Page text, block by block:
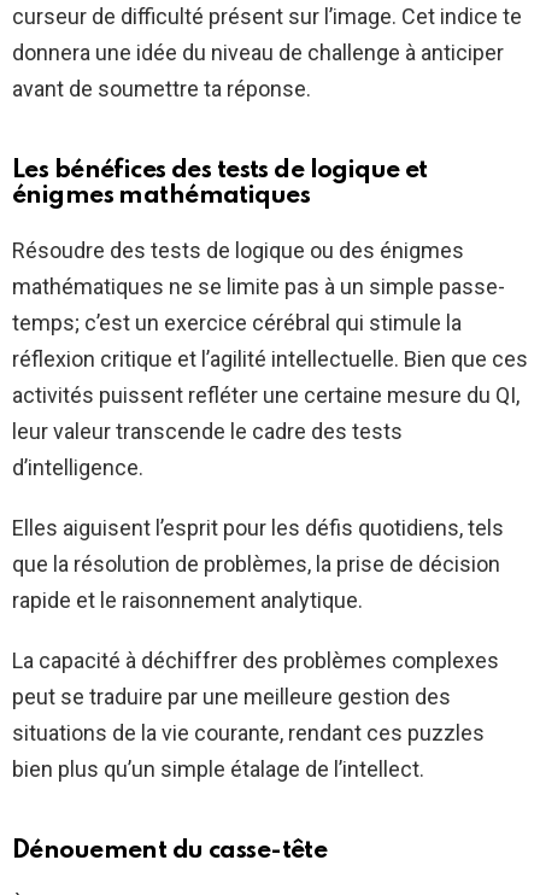
curseur de difficulté présent sur l’image. Cet indice te
donnera une idée du niveau de challenge à anticiper
avant de soumettre ta réponse.
Les bénéfices des tests de logique et
énigmes mathématiques
Résoudre des tests de logique ou des énigmes
mathématiques ne se limite pas à un simple passe-
temps; c’est un exercice cérébral qui stimule la
réflexion critique et l’agilité intellectuelle. Bien que ces
activités puissent refléter une certaine mesure du QI,
leur valeur transcende le cadre des tests
d’intelligence.
Elles aiguisent l’esprit pour les défis quotidiens, tels
que la résolution de problèmes, la prise de décision
rapide et le raisonnement analytique.
La capacité à déchiffrer des problèmes complexes
peut se traduire par une meilleure gestion des
situations de la vie courante, rendant ces puzzles
bien plus qu’un simple étalage de l’intellect.
Dénouement du casse-tête